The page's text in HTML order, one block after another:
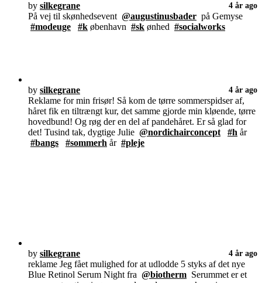
by silkegrane 4 år ago
På vej til skønhedsevent @augustinusbader på Gemyse
#modeuge
#k øbenhavn #sk ønhed #socialworks
by silkegrane 4 år ago
Reklame for min frisør! Så kom de tørre sommerspidser af,
håret fik en tiltrængt kur, det samme gjorde min kløende, tørre
hovedbund! Og røg der en del af pandehåret. Er så glad for
det! Tusind tak, dygtige Julie @nordichairconcept #h år
#bangs
#sommerh år #pleje
by silkegrane 4 år ago
reklame Jeg fået mulighed for at udlodde 5 styks af det nye
Blue Retinol Serum Night fra @biotherm Serummet er et